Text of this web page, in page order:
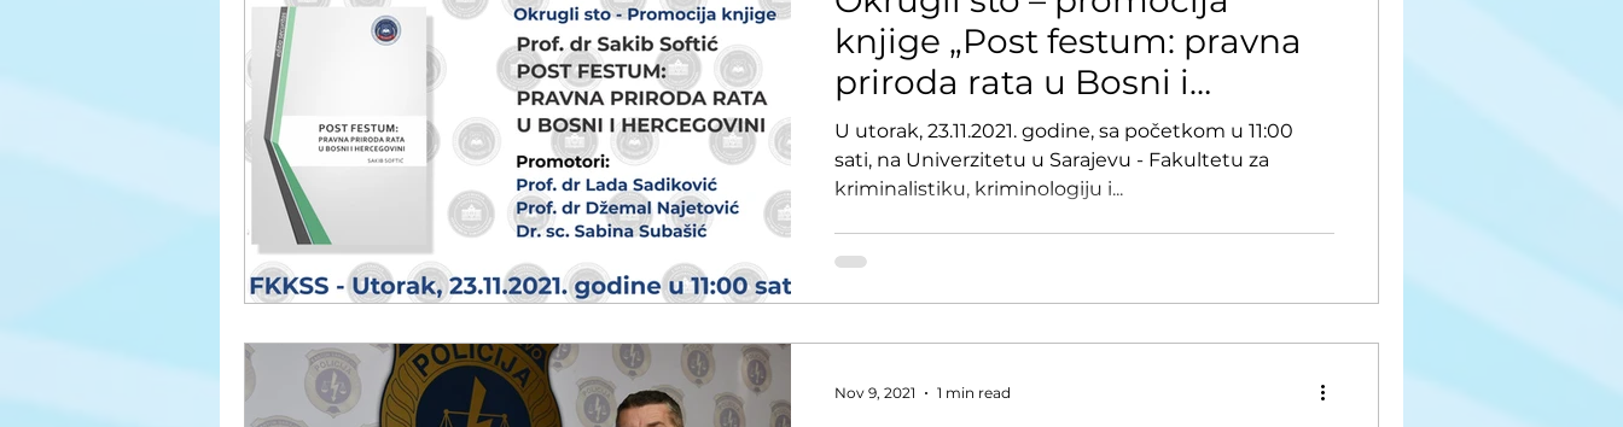
knjige „Post festum: pravna
priroda rata u Bosni i
Hercegovini“
U utorak, 23.11.2021. godine, sa početkom u 11:00
sati, na Univerzitetu u Sarajevu - Fakultetu za
kriminalistiku, kriminologiju i...
Nov 9, 2021 1 min read